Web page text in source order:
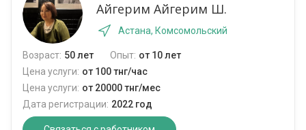
Айгерим Айгерим Ш.
Астана, Комсомольский
Возраст: 50 лет Опыт: от 10 лет
Цена услуги: от 100 тнг/час
Цена услуги: от 20000 тнг/мес
Дата регистрации: 2022 год